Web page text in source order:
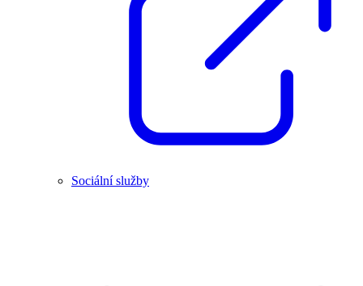
Sociální služby